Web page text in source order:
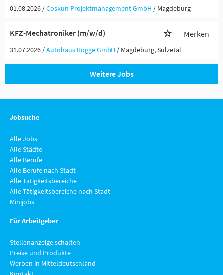
01.08.2026 /Coskun Projektmanagement GmbH / Magdeburg
KFZ-Mechatroniker (m/w/d) Merken
31.07.2026 /Autohaus Rogge GmbH / Magdeburg, Sülzetal
Weitere Jobs
Jobsuche
Alle Jobs
Alle Städte
Alle Berufe
Alle Berufe nach Stadt
Alle Tätigkeitsbereiche
Alle Tätigkeitsbereiche nach Stadt
Minijobs
Für Arbeitgeber
Stellenanzeige schalten
Preise und Produkte
Werben in Mitteldeutschland